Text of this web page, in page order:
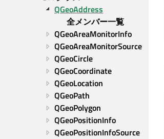
QGeoAddress
全メンバー一覧
QGeoAreaMonitorInfo
QGeoAreaMonitorSource
QGeoCircle
QGeoCoordinate
QGeoLocation
QGeoPath
QGeoPolygon
QGeoPositionInfo
QGeoPositionInfoSource